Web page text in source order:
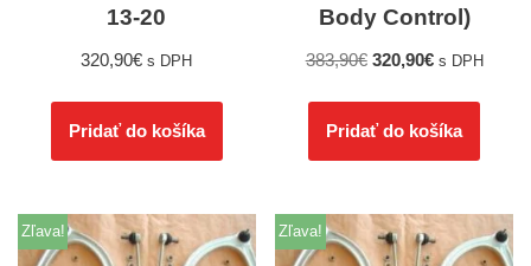
13-20
320,90€ s DPH
Pridať do košíka
Body Control)
383,90€ 320,90€ s DPH
Pridať do košíka
Zľava! Zľava!